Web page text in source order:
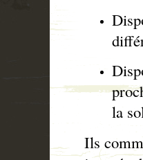
la
Ils